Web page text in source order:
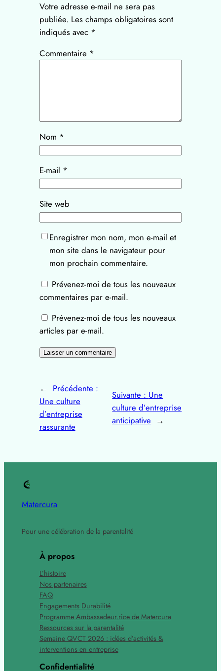
Votre adresse e-mail ne sera pas
publiée. Les champs obligatoires sont
indiqués avec *
Commentaire *
Nom *
E-mail *
Site web
Enregistrer mon nom, mon e-mail et
mon site dans le navigateur pour
mon prochain commentaire.
Prévenez-moi de tous les nouveaux
commentaires par e-mail.
Prévenez-moi de tous les nouveaux
articles par e-mail.
← Précédente :
Une culture
d’entreprise
rassurante
Suivante : Une
culture d’entreprise
anticipative →
Matercura
Pour une célébration de la parentalité
À propos
L’histoire
Nos partenaires
FAQ
Engagements Durabilité
Programme Ambassadeur.rice de Matercura
Ressources sur la parentalité
Semaine QVCT 2026 : idées d’activités &
interventions en entreprise
Confidentialité